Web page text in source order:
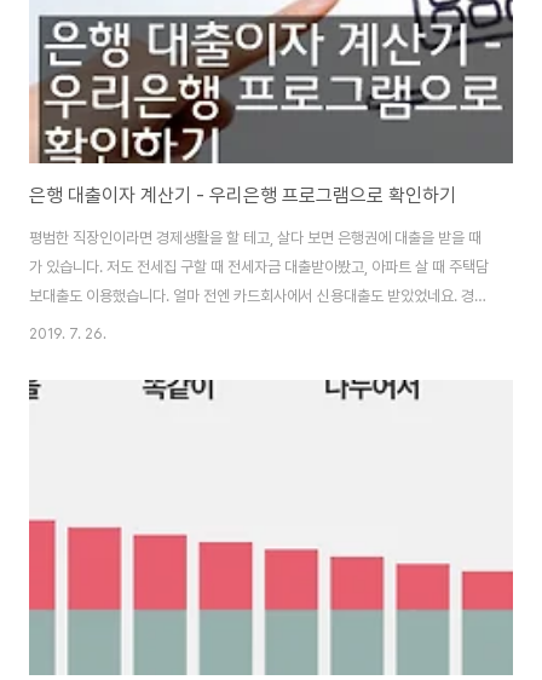
은행 대출이자 계산기 - 우리은행 프로그램으로 확인하기
평범한 직장인이라면 경제생활을 할 테고, 살다 보면 은행권에 대출을 받을 때
가 있습니다. 저도 전세집 구할 때 전세자금 대출받아봤고, 아파트 살 때 주택담
보대출도 이용했습니다. 얼마 전엔 카드회사에서 신용대출도 받았었네요. 경험
있는 분들은 상환 기간, 이자 부담, 상환 방식을 선택하는 데 어려움이 없지만,
기에 앞서, 은행 대출이자 계산기를 먼저 알고 간다면 도움이 되실 겁니다. 얼마
2019. 7. 26.